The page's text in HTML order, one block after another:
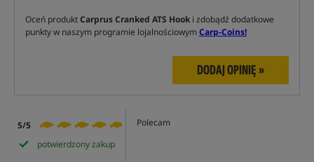
Oceń produktCarprus Cranked ATS Hook i zdobądź dodatkowe
punkty w naszym programie lojalnościowymCarp-Coins!
DODAJ OPINIĘ »
5/5
potwierdzony zakup
Polecam